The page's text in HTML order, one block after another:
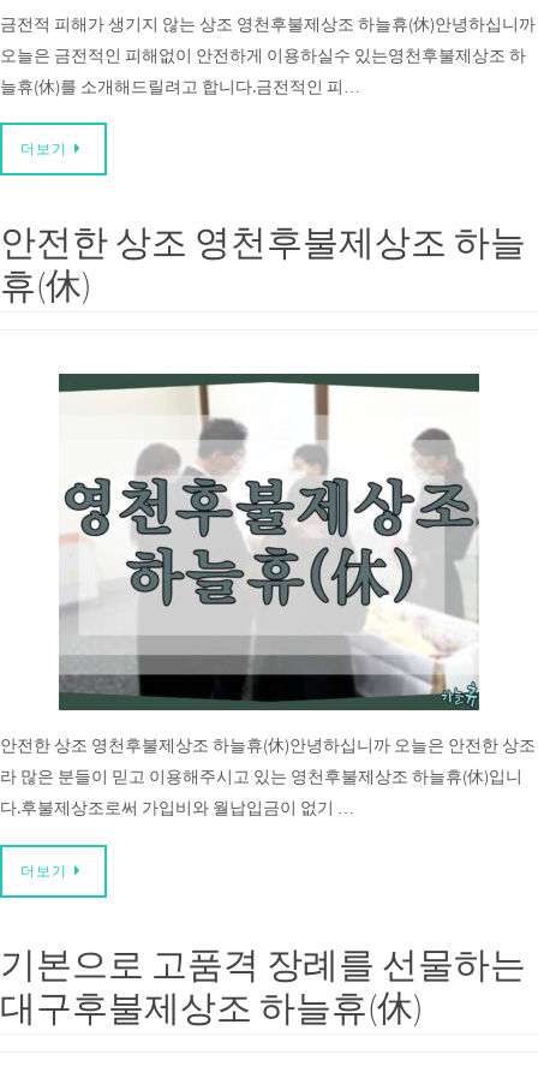
금전적 피해가 생기지 않는 상조 영천후불제상조 하늘휴(休)안녕하십니까
오늘은 금전적인 피해없이 안전하게 이용하실수 있는영천후불제상조 하
늘휴(休)를 소개해드릴려고 합니다.금전적인 피…
더보기
안전한 상조 영천후불제상조 하늘
휴(休)
안전한 상조 영천후불제상조 하늘휴(休)안녕하십니까 오늘은 안전한 상조
라 많은 분들이 믿고 이용해주시고 있는 영천후불제상조 하늘휴(休)입니
다.후불제상조로써 가입비와 월납입금이 없기 …
더보기
기본으로 고품격 장례를 선물하는
대구후불제상조 하늘휴(休)